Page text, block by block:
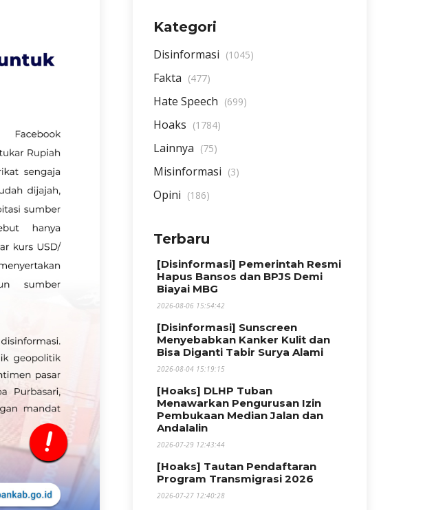
Kategori
Disinformasi (1045)
Fakta (477)
Hate Speech (699)
Hoaks (1784)
Lainnya (75)
Misinformasi (3)
Opini (186)
Terbaru
[Disinformasi] Pemerintah Resmi
Hapus Bansos dan BPJS Demi
Biayai MBG
2026-08-06 15:54:42
[Disinformasi] Sunscreen
Menyebabkan Kanker Kulit dan
Bisa Diganti Tabir Surya Alami
2026-08-04 15:19:15
[Hoaks] DLHP Tuban
Menawarkan Pengurusan Izin
Pembukaan Median Jalan dan
Andalalin
2026-07-29 12:43:44
[Hoaks] Tautan Pendaftaran
Program Transmigrasi 2026
2026-07-27 12:40:28